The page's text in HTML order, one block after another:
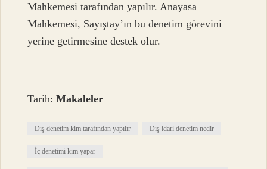
Mahkemesi tarafından yapılır. Anayasa
Mahkemesi, Sayıştay’ın bu denetim görevini
yerine getirmesine destek olur.
Tarih:Makaleler
Dış denetim kim tarafından yapılır Dış idari denetim nedir
İç denetimi kim yapar